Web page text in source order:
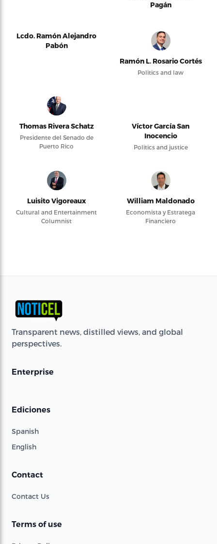
Pagán
Lcdo. Ramón Alejandro
Pabón
Ramón L. Rosario Cortés
Politics and law
Thomas Rivera Schatz
Presidente del Senado de
Puerto Rico
Víctor García San
Inocencio
Politics and justice
Luisito Vigoreaux
Cultural and Entertainment
Columnist
William Maldonado
Economista y Estratega
Financiero
Transparent news, distilled views, and global
perspectives.
Enterprise
Ediciones
Spanish
English
Contact
Contact Us
Terms of use